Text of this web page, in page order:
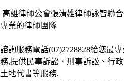
高雄律師公會張清雄律師詠智聯
專業的律師團隊
諮詢服務電話(07)2728828給您最
務,提供民事訴訟、刑事訴訟、行
土地代書等服務.